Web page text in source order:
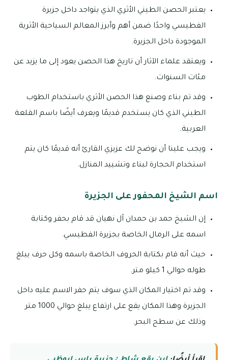
يعتبر الحصن الطيني الأثري الذي يتواجد داخل جزيرة
الفطيسي واحدًا ضمن أهم وأبرز المعالم السياحية الأثرية
الموجودة داخل الجزيرة.
ويعتقد علماء الآثار أن تاريخ هذا الحصن يعود إلى ما يزيد عن
مئات السنوات.
وقد تم بناء وصنع هذا الحصن الأثري باستخدام الطوب
الطيني الذي كان يستخدم قديمًا ويعرف أيضًا باسم القلعة
العربية.
ويجب علينا أن نوضح لك عزيزي القارئ أنه قديمًا كان يتم
استخدام الحجارة لبناء وتشييد المنازل.
اسم الشيخ المحفور على الجزيرة
إن الشيخ حمد بن حمدان آل نهيان قد قام بحفر وكتابة
اسمه على الرمال الخاصة بجزيرة الفطيسي.
حيث أنه قام بكتابة الحروف الخاصة باسمه وكل حرف يبلغ
طوله حوالي 1 كيلو متر.
وقد تم اختيار المكان الذي سوف يتم حفر الاسم عليه داخل
الجزيرة وهذا المكان يقع على ارتفاع يبلغ حوالي 1000 متر
وذلك عن سطح البحر.